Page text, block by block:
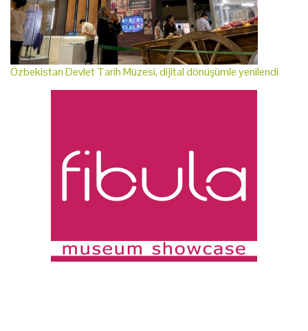
Özbekistan Devlet Tarih Müzesi, dijital dönüşümle yenilendi